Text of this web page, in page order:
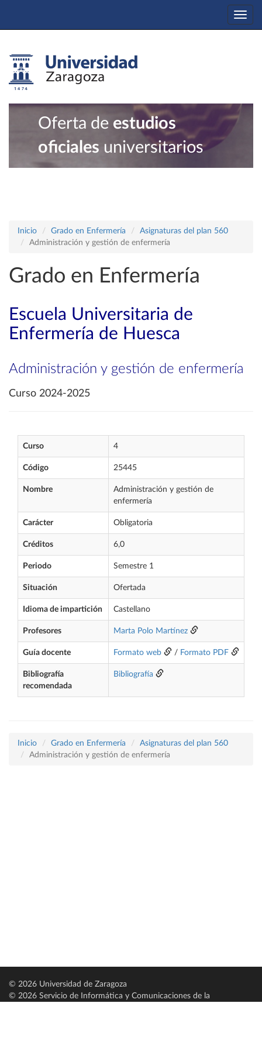
Oferta de estudios
oficiales universitarios
Inicio Grado en Enfermería
Asignaturas del plan 560
Administración y gestión de enfermería
Grado en Enfermería
Escuela Universitaria de
Enfermería de Huesca
Administración y gestión de enfermería
Curso 2024-2025
Curso 4
Código 25445
Nombre
Administración y gestión de
enfermería
Carácter Obligatoria
Créditos 6,0
Periodo Semestre 1
Situación Ofertada
Idioma de impartición Castellano
Profesores Marta Polo Martínez
Guía docente Formato web / Formato PDF
Bibliografía
recomendada
Bibliografía
Inicio Grado en Enfermería
Asignaturas del plan 560
Administración y gestión de enfermería
© 2026 Universidad de Zaragoza
© 2026 Servicio de Informática y Comunicaciones de la